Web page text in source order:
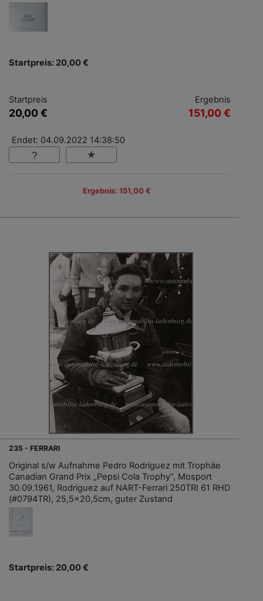
Startpreis: 20,00 €
Startpreis
20,00 €
Ergebnis
151,00 €
Endet: 04.09.2022 14:38:50
Ergebnis: 151,00 €
235 - FERRARI
Original s/w Aufnahme Pedro Rodriguez mit Trophäe
Canadian Grand Prix „Pepsi Cola Trophy“, Mosport
30.09.1961, Rodriguez auf NART-Ferrari 250TRI 61 RHD
(#0794TR), 25,5x20,5cm, guter Zustand
Startpreis: 20,00 €